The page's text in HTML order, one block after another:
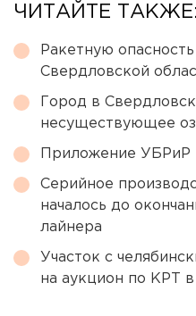
ЧИТАЙТЕ ТАКЖЕ:
Ракетную
Свердловской
Город в
несуществующее
Приложение УБРиР
Серийное
началось до
лайнера
Участок с
на аукцион по КРТ в